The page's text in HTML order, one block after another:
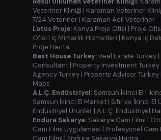
Veteriner Kliniği | Karaman Veteriner
7/24 Veteriner | Karaman Acil Veteriner
Lotus Proje: Konya Proje Ofisi | Proje
Ofisi | İç Mimarlık Hizmetleri | Konya İç
Proje Harita
Best House Turkey: Real Estate Turkey |
Consultant | Property Investment Turkey
Agency Turkey | Property Advisor Turkey
Maps
A.L.Ç. Endüstriyel: Samsun İkinci El |
Samsun İkinci El Market | Sıfır ve İkinci El
Endüstriyel Ürünler | A.L.Ç. Endüstriyel
Endura Sakarya: Sakarya Cam Filmi |
Cam Filmi Uygulaması | Profesyonel Cam
Cam Filmi | Endura Sakarya Harita